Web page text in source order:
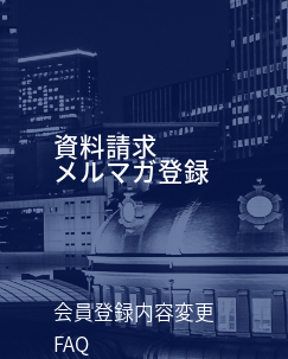
資料請求
メルマガ登録
会員登録内容変更
FAQ